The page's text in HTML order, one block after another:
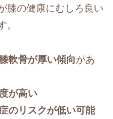
膝の健康にむしろ良い
。
膝軟骨が厚い傾向があ
が高い
のリスクが低い可能